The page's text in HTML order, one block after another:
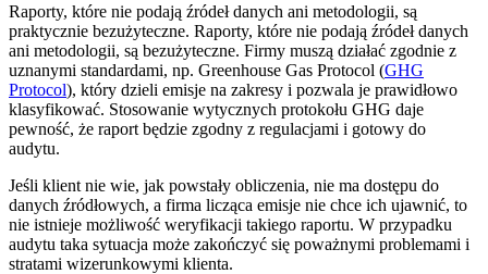
Raporty, które nie podają źródeł danych ani metodologii, są
praktycznie bezużyteczne. Raporty, które nie podają źródeł danych
ani metodologii, są bezużyteczne. Firmy muszą działać zgodnie z
uznanymi standardami, np. Greenhouse Gas Protocol (GHG
Protocol), który dzieli emisje na zakresy i pozwala je prawidłowo
klasyfikować. Stosowanie wytycznych protokołu GHG daje
pewność, że raport będzie zgodny z regulacjami i gotowy do
audytu.
Jeśli klient nie wie, jak powstały obliczenia, nie ma dostępu do
danych źródłowych, a firma licząca emisje nie chce ich ujawnić, to
nie istnieje możliwość weryfikacji takiego raportu. W przypadku
audytu taka sytuacja może zakończyć się poważnymi problemami i
stratami wizerunkowymi klienta.